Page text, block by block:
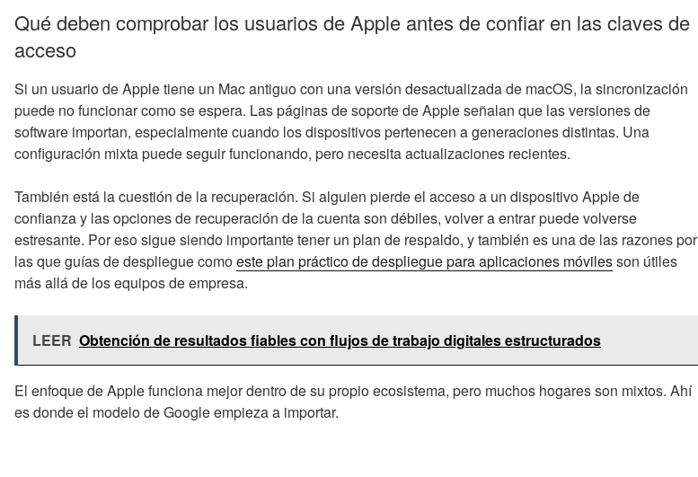
Qué deben comprobar los usuarios de Apple antes de confiar en las claves de
acceso
Si un usuario de Apple tiene un Mac antiguo con una versión desactualizada de macOS, la sincronización
puede no funcionar como se espera. Las páginas de soporte de Apple señalan que las versiones de
software importan, especialmente cuando los dispositivos pertenecen a generaciones distintas. Una
configuración mixta puede seguir funcionando, pero necesita actualizaciones recientes.
También está la cuestión de la recuperación. Si alguien pierde el acceso a un dispositivo Apple de
confianza y las opciones de recuperación de la cuenta son débiles, volver a entrar puede volverse
estresante. Por eso sigue siendo importante tener un plan de respaldo, y también es una de las razones por
las que guías de despliegue comoeste plan práctico de despliegue para aplicaciones móvilesson útiles
más allá de los equipos de empresa.
LEER Obtención de resultados fiables con flujos de trabajo digitales estructurados
El enfoque de Apple funciona mejor dentro de su propio ecosistema, pero muchos hogares son mixtos. Ahí
es donde el modelo de Google empieza a importar.